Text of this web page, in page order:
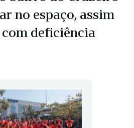
no espaço, assim
deficiência